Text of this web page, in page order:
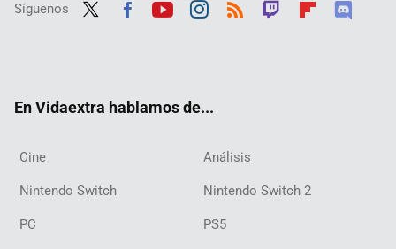
Síguenos
En Vidaextra hablamos de...
Cine Análisis
Nintendo Switch Nintendo Switch 2
PC PS5